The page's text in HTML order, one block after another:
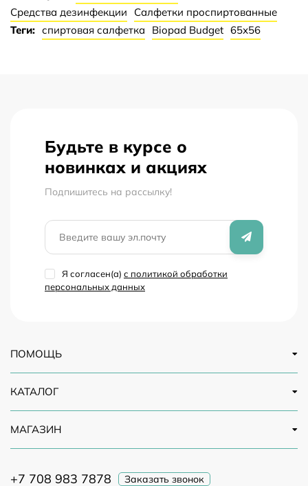
впитывающим эффектом. Материал из нетканого
материала.
Средства дезинфекции
Салфетки проспиртованные
Теги: спиртовая салфетка Biopad Budget 65х56
Будьте в курсе о
новинках и акциях
Подпишитесь на рассылкy!
Я согласен(a) с политикой обработки
персональных данных
ПОМОЩЬ
КАТАЛОГ
МАГАЗИН
+7 708 983 7878 Заказать звонок